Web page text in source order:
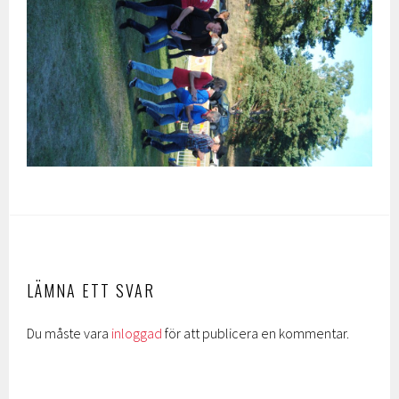
LÄMNA ETT SVAR
Du måste vara inloggad för att publicera en kommentar.